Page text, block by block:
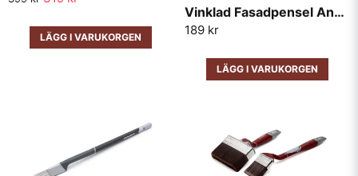
LÄGG I VARUKORGEN
Vinklad Fasadpensel Anza Elite
189 kr
LÄGG I VARUKORGEN
Skicka fråga